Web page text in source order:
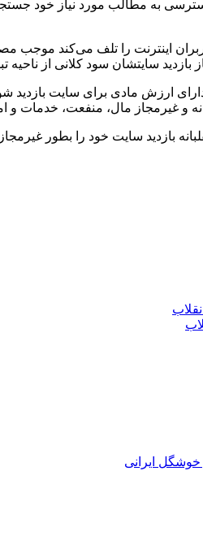
دسترسی به مطالب مورد نیاز
اینترنت را تلف می‌کند
بازدید سایتشان سود کلانی از
بازدید سایت خود را بطور